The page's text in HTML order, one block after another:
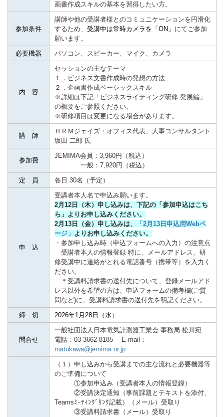
画書作成スキルの基本を習得したい方。
参加条件
講師や他の受講者様とのコミュニケーションを円滑化
するため、 受講中は常時カメラを「ON」 にてご参加
願います。
必要機器
パソコン、スピーカー、マイク、カメラ
内 容
セッションの主なテーマ
１．ビジネス文書作成時の発想の方法
２．企画書作成ベーシックスキル
※詳細は下記「ビジネスライティング研修 発展編」
の概要をご参照ください。
※研修項目は変更になる場合があります。
講 師
ＨＲＭジェイズ・オフィス代表、人事コンサルタント
坂田 二郎 氏
参加費
JEMIMA会員：3,960円（税込）
一般：7,920円（税込）
定 員
各日 30名（予定）
申 込
受講者本人名で申込み願います。
2月12日（木）申し込みは、下記の「参加申込はこち
ら」よりお申 し込みください。
2月13日（金）申し込みは、
「2月13日申込用Webペ
ージ」 よりお申し込みください。
・参加申し込み時（申込フォームへの入力）の注意点
受講者本人の情報登録 特に、メールアドレス、研
修受講中に連絡がとれる電話番号（携帯等）を入力く
ださい。
＊受講料請求書の送付先について、登録メールアド
レス以外を希望の方は、申込フォームの備考欄(ご質
問など)に、受講料請求書の送付先を明記ください。
締 切
2026年1月28日（水）
問合せ
一般社団法人日本電気計測器工業会 事務局 松川宛
電話：03-3662-8185 E-mail：
matukawa@jemima.or.jp
（１）申し込みから受講までの主な流れと必要機器等
のご準備について
①参加申込み（受講者本人の情報登録）
②受講決定通知 （事前課題とテキストを添付、
Teamsﾐｰﾃｨﾝｸﾞﾘﾝｸ記載）
（メール）受取り
③受講料請求書（メール）受取り